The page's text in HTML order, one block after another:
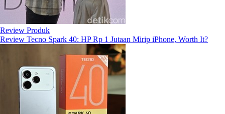
Review Produk
Review Tecno Spark 40: HP Rp 1 Jutaan Mirip iPhone, Worth It?